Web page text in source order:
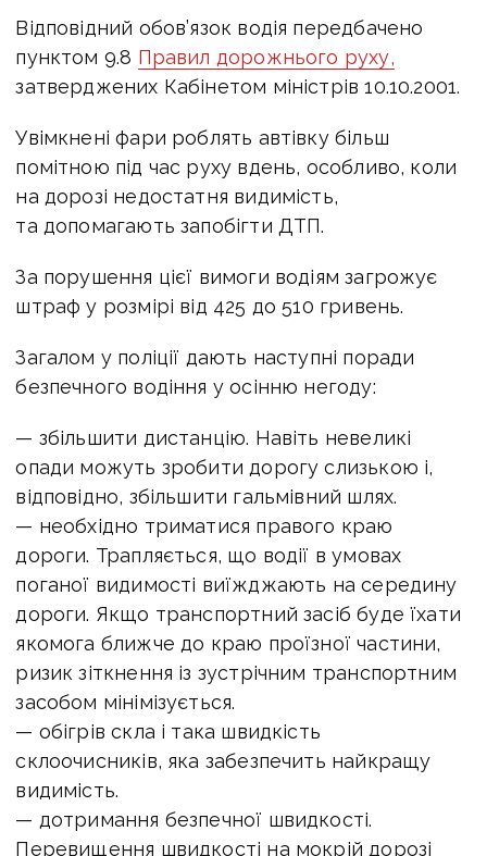
Відповідний обов’язок водія передбачено
пунктом 9.8 Правил дорожнього руху,
затверджених Кабінетом міністрів 10.10.2001.
Увімкнені фари роблять автівку більш
помітною під час руху вдень, особливо, коли
на дорозі недостатня видимість,
та допомагають запобігти ДТП.
За порушення цієї вимоги водіям загрожує
штраф у розмірі від 425 до 510 гривень.
Загалом у поліції дають наступні поради
безпечного водіння у осінню негоду:
— збільшити дистанцію. Навіть невеликі
опади можуть зробити дорогу слизькою і,
відповідно, збільшити гальмівний шлях.
— необхідно триматися правого краю
дороги. Трапляється, що водії в умовах
поганої видимості виїжджають на середину
дороги. Якщо транспортний засіб буде їхати
якомога ближче до краю проїзної частини,
ризик зіткнення із зустрічним транспортним
засобом мінімізується.
— обігрів скла і така швидкість
склоочисників, яка забезпечить найкращу
видимість.
— дотримання безпечної швидкості.
Перевищення швидкості на мокрій дорозі